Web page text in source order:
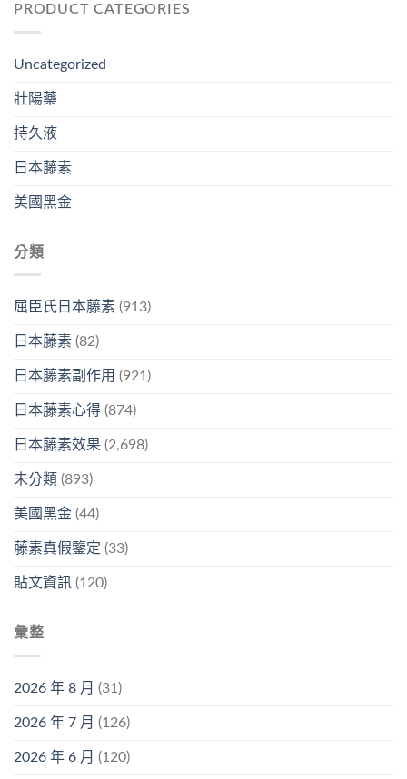
PRODUCT CATEGORIES
Uncategorized
壯陽藥
持久液
日本藤素
美國黑金
分類
屈臣氏日本藤素 (913)
日本藤素 (82)
日本藤素副作用 (921)
日本藤素心得 (874)
日本藤素效果 (2,698)
未分類 (893)
美國黑金 (44)
藤素真假鑒定 (33)
貼文資訊 (120)
彙整
2026 年 8 月 (31)
2026 年 7 月 (126)
2026 年 6 月 (120)